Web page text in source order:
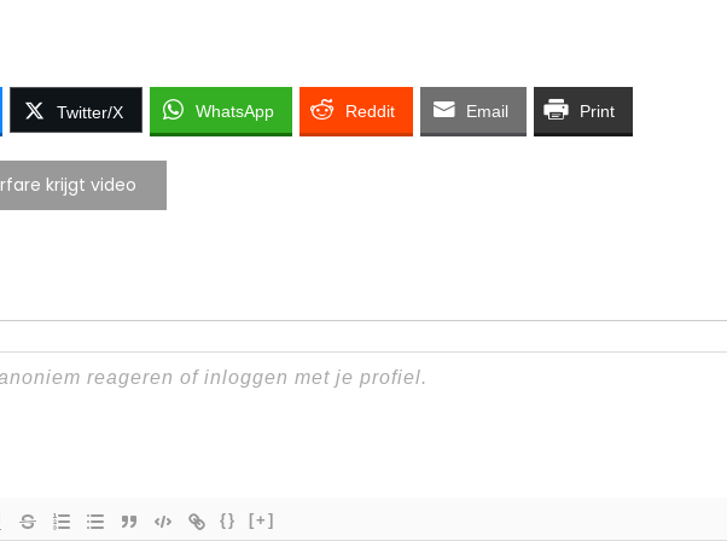
Twitter/X WhatsApp Reddit Email Print
krijgt video
{} [+]